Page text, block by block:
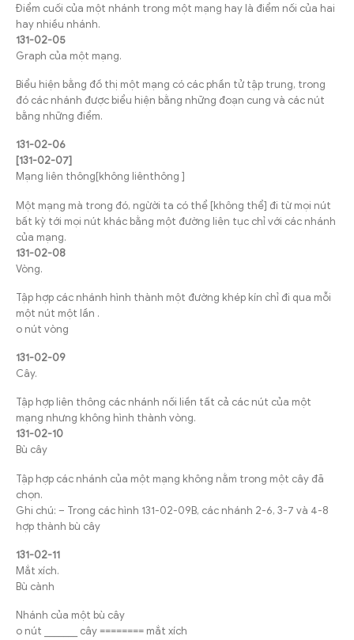
Điểm cuối của một nhánh trong một mạng hay là điểm nối của hai
hay nhiều nhánh.
131-02-05
Graph của một mạng.
Biểu hiện bằng đồ thị một mạng có các phần tử tập trung, trong
đó các nhánh được biểu hiện bằng những đoạn cung và các nút
bằng những điểm.
131-02-06
[131-02-07]
Mạng liên thông[không liênthông ]
Một mạng mà trong đó, ngừời ta có thể [không thể] đi từ mọi nút
bất kỳ tới mọi nút khác bằng một đường liên tục chỉ với các nhánh
của mạng.
131-02-08
Vòng.
Tập hợp các nhánh hình thành một đường khép kín chỉ đi qua mỗi
một nút một lần .
o nút vòng
131-02-09
Cây.
Tập hợp liên thông các nhánh nối liền tất cả các nút của một
mạng nhưng không hình thành vòng.
131-02-10
Bù cây
Tập hợp các nhánh của một mạng không nằm trong một cây đã
chọn.
Ghi chú: – Trong các hình 131-02-09B, các nhánh 2-6, 3-7 và 4-8
hợp thành bù cây
131-02-11
Mắt xích.
Bù cành
Nhánh của một bù cây
o nút _______ cây ======== mắt xích